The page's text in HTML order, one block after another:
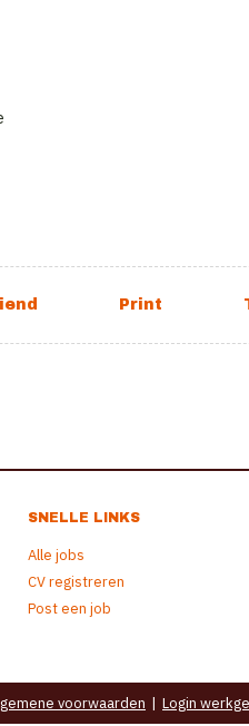
SNELLE LINKS
Alle jobs
CV registreren
Post een job
voorwaarden | Login